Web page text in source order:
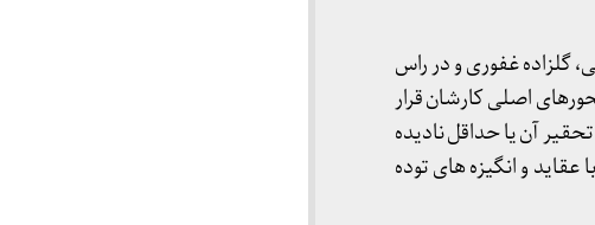
گلزاده غفوری و در راس
اصلی کارشان قرار
آن یا حداقل نادیده
و انگیزه های توده